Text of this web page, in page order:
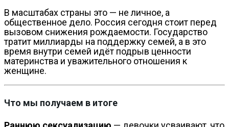
В масштабах страны это — не личное, а
общественное дело. Россия сегодня стоит перед
вызовом снижения рождаемости. Государство
тратит миллиарды на поддержку семей, а в это
время внутри семей идёт подрыв ценности
материнства и уважительного отношения к
женщине.
Что мы получаем в итоге